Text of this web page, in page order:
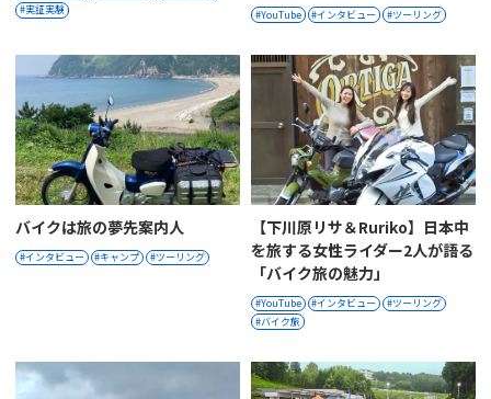
実証実験
YouTube インタビュー ツーリング
バイクは旅の夢先案内人
インタビュー キャンプ ツーリング
【下川原リサ＆Ruriko】日本中
を旅する女性ライダー2人が語る
「バイク旅の魅力」
YouTube インタビュー
ツーリング
バイク旅